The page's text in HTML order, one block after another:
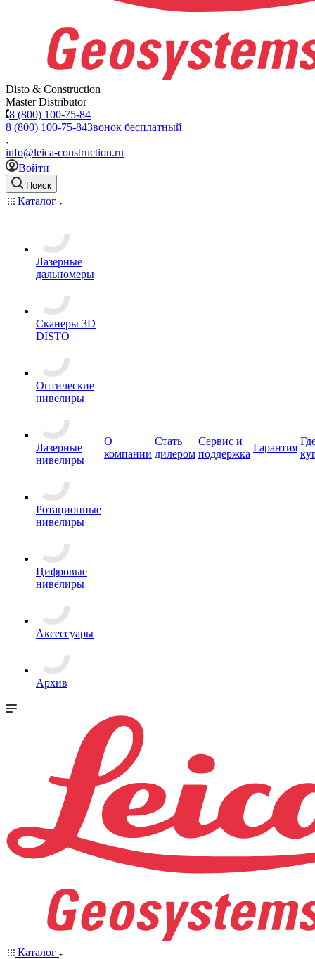
Disto & Construction
Master Distributor
8 (800) 100-75-84
8 (800) 100-75-84Звонок бесплатный
info@leica-construction.ru
Войти
Поиск
Каталог
Лазерные
дальномеры
Сканеры 3D
DISTO
Оптические
нивелиры
Лазерные
нивелиры
Ротационные
нивелиры
Цифровые
нивелиры
Аксессуары
Архив
О
компании
Стать
дилером
Сервис и
поддержка
Гарантия
Каталог